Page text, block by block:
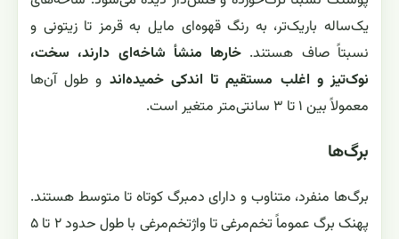
یک‌ساله باریک‌تر، به رنگ قهوه‌ای مایل به قرمز تا زیتونی و
نسبتاً صاف هستند. خارها منشأ شاخه‌ای دارند، سخت،
نوک‌تیز و اغلب مستقیم تا اندکی خمیده‌اند و طول آن‌ها
معمولاً بین ۱ تا ۳ سانتی‌متر متغیر است.
برگ‌ها
برگ‌ها منفرد، متناوب و دارای دمبرگ کوتاه تا متوسط هستند.
پهنک برگ عموماً تخم‌مرغی تا واژتخم‌مرغی با طول حدود ۲ تا ۵